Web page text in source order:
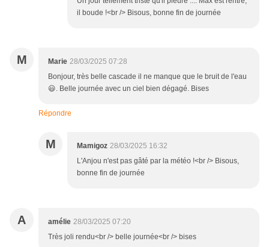
il boude !<br /> Bisous, bonne fin de journée
M Marie 28/03/2025 07:28
Bonjour, très belle cascade il ne manque que le bruit de l'eau
😃. Belle journée avec un ciel bien dégagé. Bises
Répondre
M Mamigoz 28/03/2025 16:32
L'Anjou n'est pas gâté par la météo !<br /> Bisous,
bonne fin de journée
A amélie 28/03/2025 07:20
Très joli rendu<br /> belle journée<br /> bises